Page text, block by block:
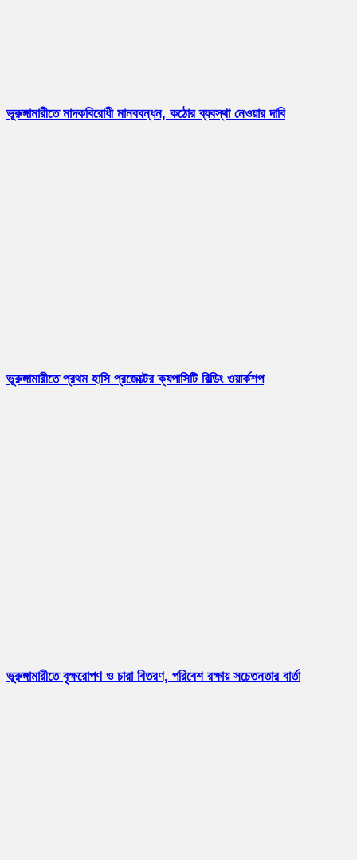
ভূরুঙ্গামারীতে মাদকবিরোধী মানববন্ধন, কঠোর ব্যবস্থা নেওয়ার দাবি
ভূরুঙ্গামারীতে প্রথম হাসি প্রজেক্টের ক্যপাসিটি বিল্ডিং ওয়ার্কশপ
ভূরুঙ্গামারীতে বৃক্ষরোপণ ও চারা বিতরণ, পরিবেশ রক্ষায় সচেতনতার বার্তা